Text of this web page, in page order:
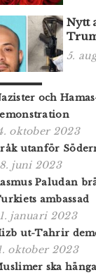
Nytt
5.
och
oktober 2023
utanför
juni 2023
Paludan
ambassad
januari 2023
ut-Tahrir
oktober 2023
ska